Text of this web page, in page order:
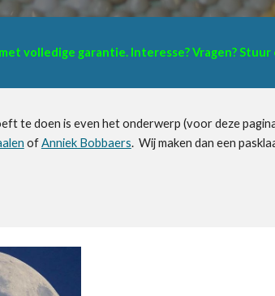
volledige garantie. Interesse? Vragen? Stuur
te doen is even het onderwerp (voor deze
ofAnniek Bobbaers. Wij maken dan een